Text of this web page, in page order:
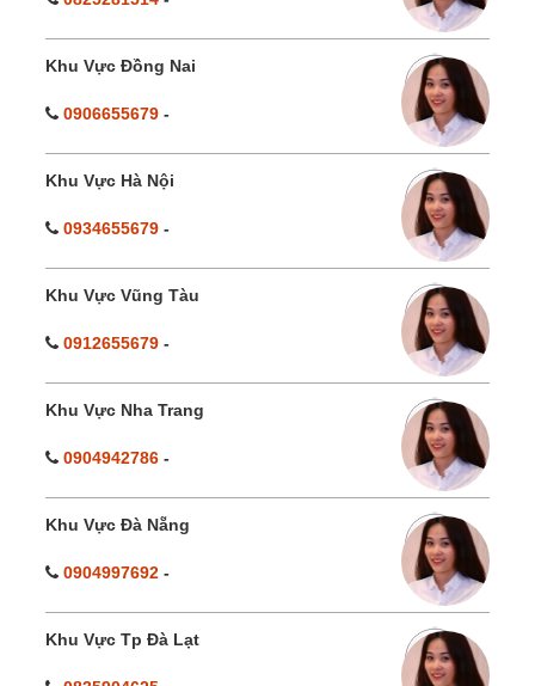
Khu Vực Đồng Nai
0906655679 -
Khu Vực Hà Nội
0934655679 -
Khu Vực Vũng Tàu
0912655679 -
Khu Vực Nha Trang
0904942786 -
Khu Vực Đà Nẵng
0904997692 -
Khu Vực Tp Đà Lạt